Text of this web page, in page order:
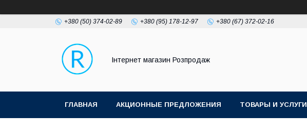
+380 (50) 374-02-89 +380 (95) 178-12-97 +380 (67) 372-02-16
Інтернет магазин Розпродаж
ГЛАВНАЯ АКЦИОННЫЕ ПРЕДЛОЖЕНИЯ ТОВАРЫ И УСЛУГИ